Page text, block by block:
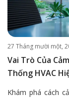
27 Tháng mười một,
Vai Trò Của
Thống HVAC
Khám phá cách